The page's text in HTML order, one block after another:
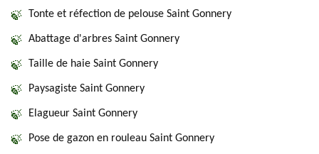
Tonte et réfection de pelouse Saint Gonnery
Abattage d'arbres Saint Gonnery
Taille de haie Saint Gonnery
Paysagiste Saint Gonnery
Elagueur Saint Gonnery
Pose de gazon en rouleau Saint Gonnery